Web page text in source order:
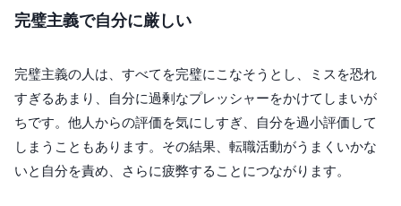
完璧主義で自分に厳しい
完璧主義の人は、すべてを完璧にこなそうとし、ミスを恐れ
すぎるあまり、自分に過剰なプレッシャーをかけてしまいが
ちです。他人からの評価を気にしすぎ、自分を過小評価して
しまうこともあります。その結果、転職活動がうまくいかな
いと自分を責め、さらに疲弊することにつながります。